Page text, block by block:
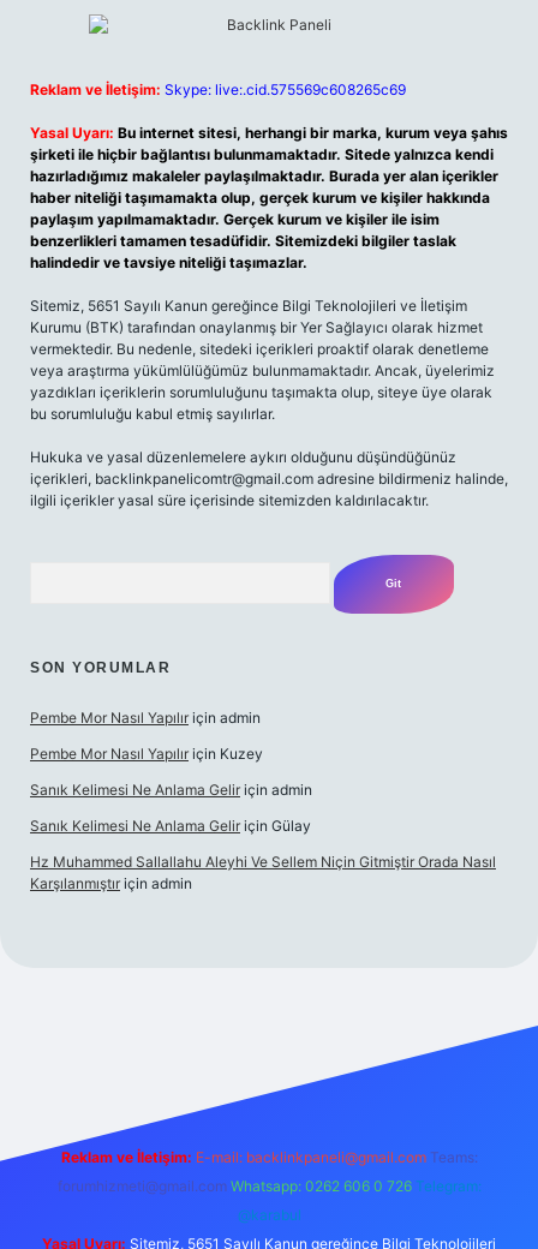
Reklam ve İletişim: Skype: live:.cid.575569c608265c69
Yasal Uyarı: Bu internet sitesi, herhangi bir marka, kurum veya şahıs
şirketi ile hiçbir bağlantısı bulunmamaktadır. Sitede yalnızca kendi
hazırladığımız makaleler paylaşılmaktadır. Burada yer alan içerikler
haber niteliği taşımamakta olup, gerçek kurum ve kişiler hakkında
paylaşım yapılmamaktadır. Gerçek kurum ve kişiler ile isim
benzerlikleri tamamen tesadüfidir. Sitemizdeki bilgiler taslak
halindedir ve tavsiye niteliği taşımazlar.
Sitemiz, 5651 Sayılı Kanun gereğince Bilgi Teknolojileri ve İletişim
Kurumu (BTK) tarafından onaylanmış bir Yer Sağlayıcı olarak hizmet
vermektedir. Bu nedenle, sitedeki içerikleri proaktif olarak denetleme
veya araştırma yükümlülüğümüz bulunmamaktadır. Ancak, üyelerimiz
yazdıkları içeriklerin sorumluluğunu taşımakta olup, siteye üye olarak
bu sorumluluğu kabul etmiş sayılırlar.
Hukuka ve yasal düzenlemelere aykırı olduğunu düşündüğünüz
içerikleri, backlinkpanelicomtr@gmail.com adresine bildirmeniz halinde,
ilgili içerikler yasal süre içerisinde sitemizden kaldırılacaktır.
SON YORUMLAR
Pembe Mor Nasıl Yapılır için admin
Pembe Mor Nasıl Yapılır için Kuzey
Sanık Kelimesi Ne Anlama Gelir için admin
Sanık Kelimesi Ne Anlama Gelir için Gülay
Hz Muhammed Sallallahu Aleyhi Ve Sellem Niçin Gitmiştir Orada Nasıl
Karşılanmıştır için admin
Reklam ve İletişim: E-mail: backlinkpaneli@gmail.com Teams:
forumhizmeti@gmail.com Whatsapp: 0262 606 0 726 Telegram:
@karabul
Yasal Uyarı: Sitemiz, 5651 Sayılı Kanun gereğince Bilgi Teknolojileri